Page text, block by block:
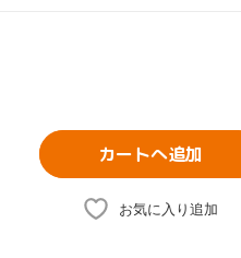
カートへ追加
お気に入り追加